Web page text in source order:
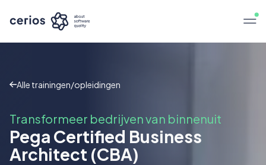
Alle trainingen/opleidingen
Transformeer bedrijven van binnenuit
Pega Certified Business
Architect (CBA)